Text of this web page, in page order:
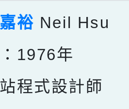
裕 Neil Hsu
1976年
程式設計師